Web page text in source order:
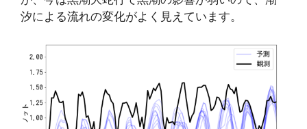
汐による流れの変化がよく見えています。